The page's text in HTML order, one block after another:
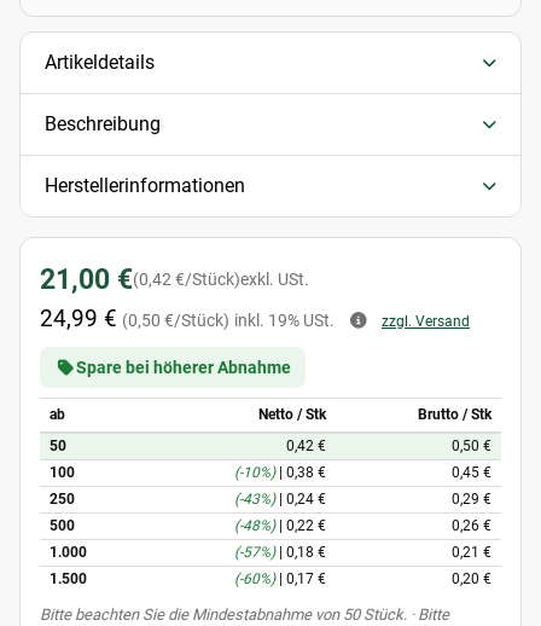
Artikeldetails
Beschreibung
Herstellerinformationen
21,00 €(0,42 €/Stück)exkl. USt.
24,99 € (0,50 €/Stück) inkl. 19% USt. zzgl. Versand
Spare bei höherer Abnahme
ab Netto / Stk
Brutto / Stk
50
0,42 €
0,50 €
100
(-10%) 0,38 €
0,45 €
250
(-43%) 0,24 €
0,29 €
500
(-48%) 0,22 €
0,26 €
1.000
(-57%) 0,18 €
0,21 €
1.500
(-60%) 0,17 € 0,20 €
xBitte beachten Sie die Mindestabnahme von 50 Stück. · Bitte